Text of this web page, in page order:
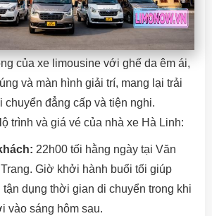
của xe limousine với ghế da êm ái,
và màn hình giải trí, mang lại trải
chuyển đẳng cấp và tiện nghi.
trình và giá vé của nhà xe Hà Linh:
22h00 tối hằng ngày tại Văn
Giờ khởi hành buổi tối giúp
tận dụng thời gian di chuyển trong khi
vào sáng hôm sau.